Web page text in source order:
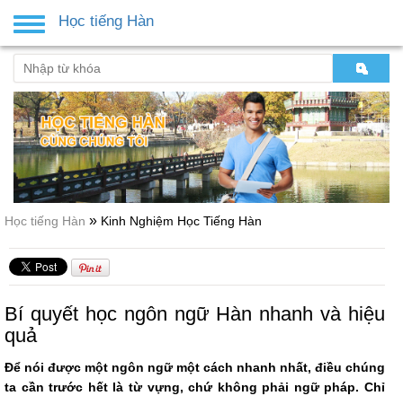
Học tiếng Hàn » Kinh Nghiệm Học Tiếng Hàn
Bí quyết học ngôn ngữ Hàn nhanh và hiệu
quả
Để nói được một ngôn ngữ một cách nhanh nhất, điều chúng
ta cần trước hết là từ vựng, chứ không phải ngữ pháp. Chỉ
Toggle
navigation
Học tiếng Hàn